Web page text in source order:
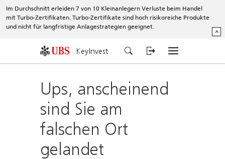
Im Durchschnitt erleiden 7 von 10 Kleinanlegern Verluste beim Handel
mit Turbo-Zertifikaten. Turbo-Zertifikate sind hoch risikoreiche Produkte
und nicht für langfristige Anlagestrategien geeignet.
^
KeyInvest
Ups, anscheinend
sind Sie am
falschen Ort
gelandet